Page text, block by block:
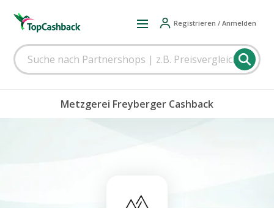
Registrieren / Anmelden
Metzgerei Freyberger Cashback